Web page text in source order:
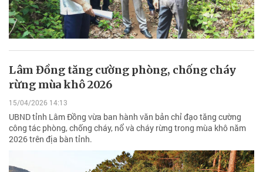
Lâm Đồng tăng cường phòng, chống cháy
rừng mùa khô 2026
15/04/2026 14:13
UBND tỉnh Lâm Đồng vừa ban hành văn bản chỉ đạo tăng cường
công tác phòng, chống cháy, nổ và cháy rừng trong mùa khô năm
2026 trên địa bàn tỉnh.